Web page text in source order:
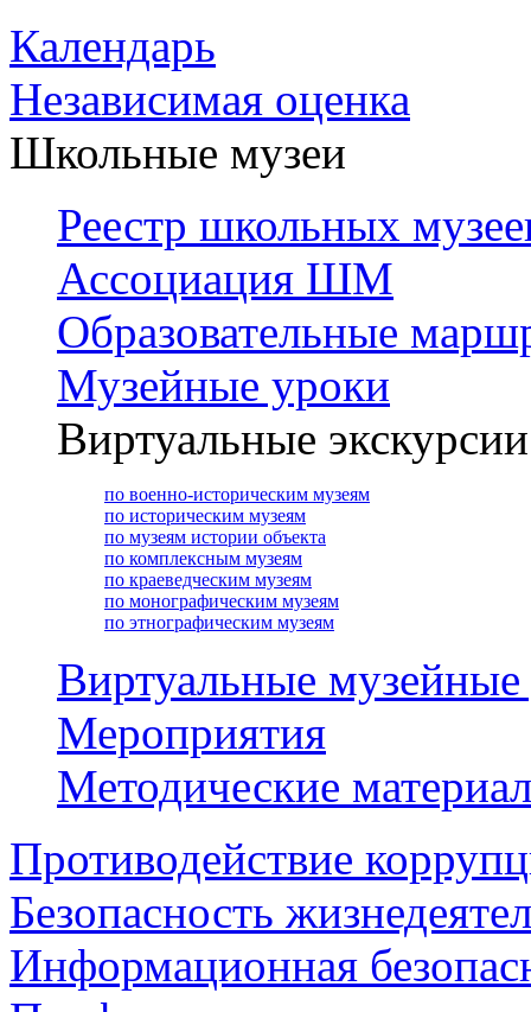
Календарь
Независимая оценка
Школьные музеи
Реестр школьных
Ассоциация ШМ
Образовательные
Музейные уроки
Виртуальные экскурсии
по военно-историческим музеям
по историческим музеям
по музеям истории объекта
по комплексным музеям
по краеведческим музеям
по монографическим музеям
по этнографическим музеям
Виртуальные
Мероприятия
Методические
Противодействие
Безопасность
Информационная